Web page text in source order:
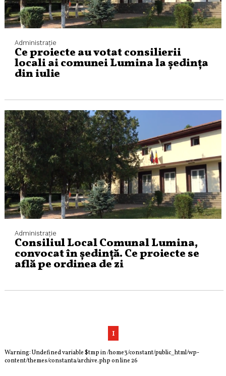
Administraţie
Ce proiecte au votat consilierii
locali ai comunei Lumina la ședința
din iulie
Administraţie
Consiliul Local Comunal Lumina,
convocat în ședință. Ce proiecte se
află pe ordinea de zi
1
Warning: Undefined variable $tmp in/home3/constant/public_html/wp-
content/themes/constanta/archive.phpon line26